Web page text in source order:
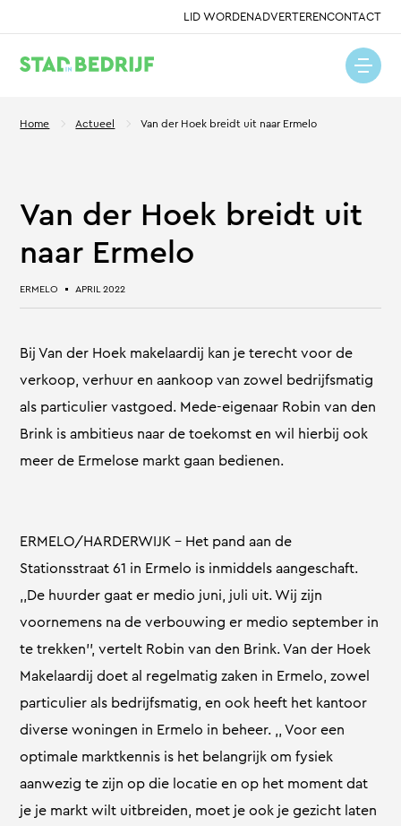
LID WORDENADVERTERENCONTACT
Home Actueel Van der Hoek breidt uit naar Ermelo
Van der Hoek breidt uit
naar Ermelo
ERMELO APRIL 2022
Bij Van der Hoek makelaardij kan je terecht voor de
verkoop, verhuur en aankoop van zowel bedrijfsmatig
als particulier vastgoed. Mede-eigenaar Robin van den
Brink is ambitieus naar de toekomst en wil hierbij ook
meer de Ermelose markt gaan bedienen.
ERMELO/HARDERWIJK – Het pand aan de
Stationsstraat 61 in Ermelo is inmiddels aangeschaft.
,,De huurder gaat er medio juni, juli uit. Wij zijn
voornemens na de verbouwing er medio september in
te trekken’’, vertelt Robin van den Brink. Van der Hoek
Makelaardij doet al regelmatig zaken in Ermelo, zowel
particulier als bedrijfsmatig, en ook heeft het kantoor
diverse woningen in Ermelo in beheer. ,, Voor een
optimale marktkennis is het belangrijk om fysiek
aanwezig te zijn op die locatie en op het moment dat
je je markt wilt uitbreiden, moet je ook je gezicht laten